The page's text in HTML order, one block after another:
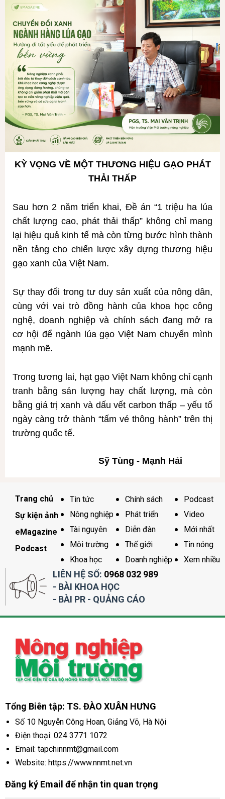
KỲ VỌNG VỀ MỘT THƯƠNG HIỆU GẠO PHÁT
THẢI THẤP
Sau hơn 2 năm triển khai, Đề án “1 triệu ha lúa
chất lượng cao, phát thải thấp” không chỉ mang
lại hiệu quả kinh tế mà còn từng bước hình thành
nền tảng cho chiến lược xây dựng thương hiệu
gạo xanh của Việt Nam.
Sự thay đổi trong tư duy sản xuất của nông dân,
cùng với vai trò đồng hành của khoa học công
nghệ, doanh nghiệp và chính sách đang mở ra
cơ hội để ngành lúa gạo Việt Nam chuyển mình
mạnh mẽ.
Trong tương lai, hạt gạo Việt Nam không chỉ cạnh
tranh bằng sản lượng hay chất lượng, mà còn
bằng giá trị xanh và dấu vết carbon thấp – yếu tố
ngày càng trở thành “tấm vé thông hành” trên thị
trường quốc tế.
Sỹ Tùng - Mạnh Hải
Trang chủ
Sự kiện ảnh
eMagazine
Podcast
Tin tức
Nông nghiệp
Tài nguyên
Môi trường
Khoa học
Chính sách
Phát triển
Diễn đàn
Thế giới
Doanh nghiệp
Podcast
Video
Mới nhất
Tin nóng
Xem nhiều
LIÊN HỆ SỐ: 0968 032 989
- BÀI KHOA HỌC
- BÀI PR - QUẢNG CÁO
Tổng Biên tập: TS. ĐÀO XUÂN HƯNG
Số 10 Nguyễn Công Hoan, Giảng Võ, Hà Nội
Điện thoại: 024 3771 1072
Email: tapchinnmt@gmail.com
Website: https://www.nnmt.net.vn
Đăng ký Email để nhận tin quan trọng